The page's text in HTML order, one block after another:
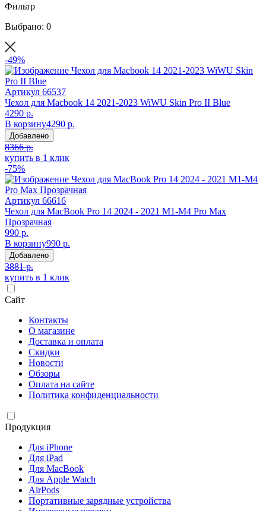
Фильтр
Выбрано: 0
-49%
Артикул 66537
Чехол для Macbook 14 2021-2023 WiWU Skin Pro II Blue
4290 р.
В корзину4290 р.
Добавлено
8366 р.
купить в 1 клик
-75%
Артикул 66616
Чехол для MacBook Pro 14 2024 - 2021 M1-M4 Pro Max
Прозрачная
990 р.
В корзину990 р.
Добавлено
3881 р.
купить в 1 клик
Сайт
Контакты
О магазине
Доставка и оплата
Скидки
Новости
Обзоры
Оплата на сайте
Политика конфиденциальности
Продукция
Для iPhone
Для iPad
Для MacBook
Для Apple Watch
AirPods
Портативные зарядные устройства